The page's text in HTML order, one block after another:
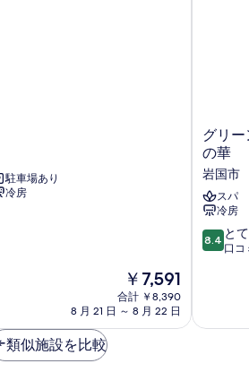
駐車場あり
冷房
現
在
の
￥7,591
合計 ￥8,390
8 月 21 日 ～ 8 月 22 日
グ
リ
ー
ン
リ
ッ
チ
ホ
駅
グリ
の華
岩国市
スパ
冷房
10
段
て
8.4 と
口コ
類似施設を比較